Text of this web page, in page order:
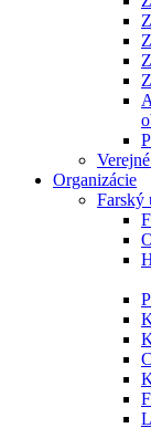
Organizácie
Farský